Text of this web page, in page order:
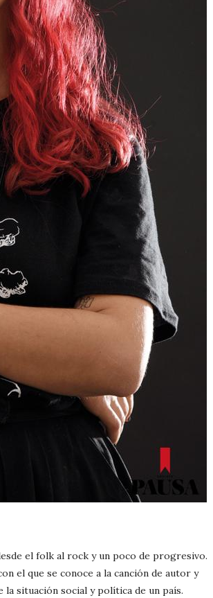
el folk al rock y un poco de progresivo.
el que se conoce a la canción de autor y
la situación social y política de un país.